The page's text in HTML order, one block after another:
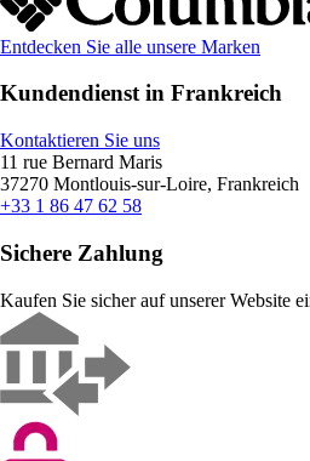
Entdecken Sie alle unsere Marken
Kundendienst in Frankreich
Kontaktieren Sie uns
11 rue Bernard Maris
37270 Montlouis-sur-Loire, Frankreich
+33 1 86 47 62 58
Sichere Zahlung
Kaufen Sie sicher auf unserer Website